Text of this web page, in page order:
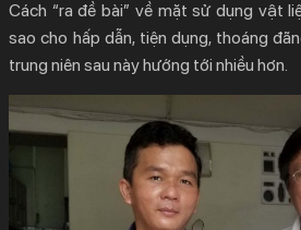
Cách “ra đề bài” về mặt sử dụng vật
sao cho hấp dẫn, tiện dụng, thoáng
trung niên sau này hướng tới nhiều hơn.